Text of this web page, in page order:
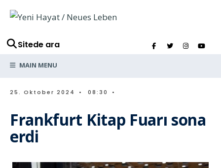
Sitede ara
MAIN MENU
25. Oktober 2024 • 08:30 •
Frankfurt Kitap Fuarı sona
erdi